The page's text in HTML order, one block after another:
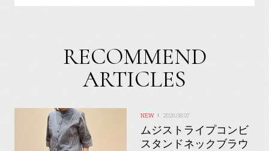
RECOMMEND
ARTICLES
2026.08.07
ムジストライプコンビ
スタンドネックブラウ